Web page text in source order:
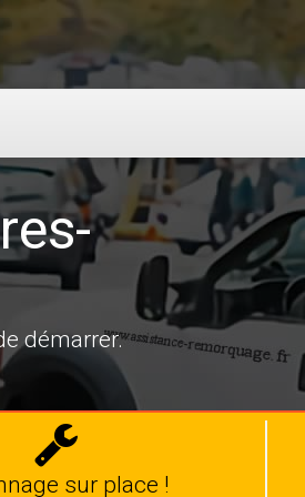
démarrer.
Dépannage
sur place !